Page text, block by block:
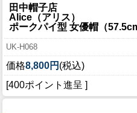
田中帽子店
Alice（アリス）
ポークパイ型 女優帽（
UK-H068
価格8,800円 (税込)
[400ポイント進呈 ]